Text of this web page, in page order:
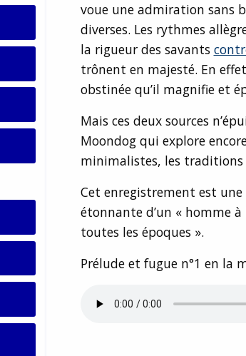
voue une admiration sans
diverses. Les rythmes
la rigueur des savants
trônent en majesté. En
obstinée qu’il magnifie et
Mais ces deux sources
Moondog qui explore
minimalistes, les
Cet enregistrement est
étonnante d’un « homme
toutes les époques ».
Prélude et fugue n°1 en la